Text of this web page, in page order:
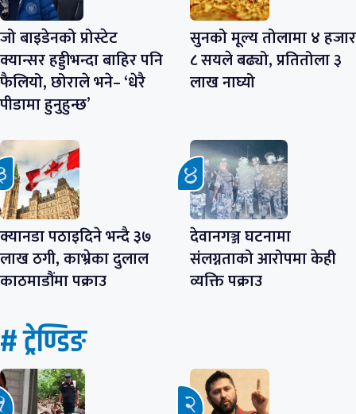
जो बाइडेनको प्रोस्टेट
क्यान्सर हड्डीभन्दा बाहिर पनि
फैलियो, छोराले भने– ‘धेरै
पीडामा हुनुहुन्छ’
सुनको मूल्य तोलामा ४ हजार
८ सयले बढ्यो, प्रतितोला ३
लाख नाघ्यो
क्यानडा पठाइदिने भन्दै ३७
लाख ठगी, काभ्रेका दुलाल
काठमाडौंमा पक्राउ
देवानगञ्ज घटनामा
संलग्नताको आरोपमा केही
व्यक्ति पक्राउ
# ट्रेण्डिङ